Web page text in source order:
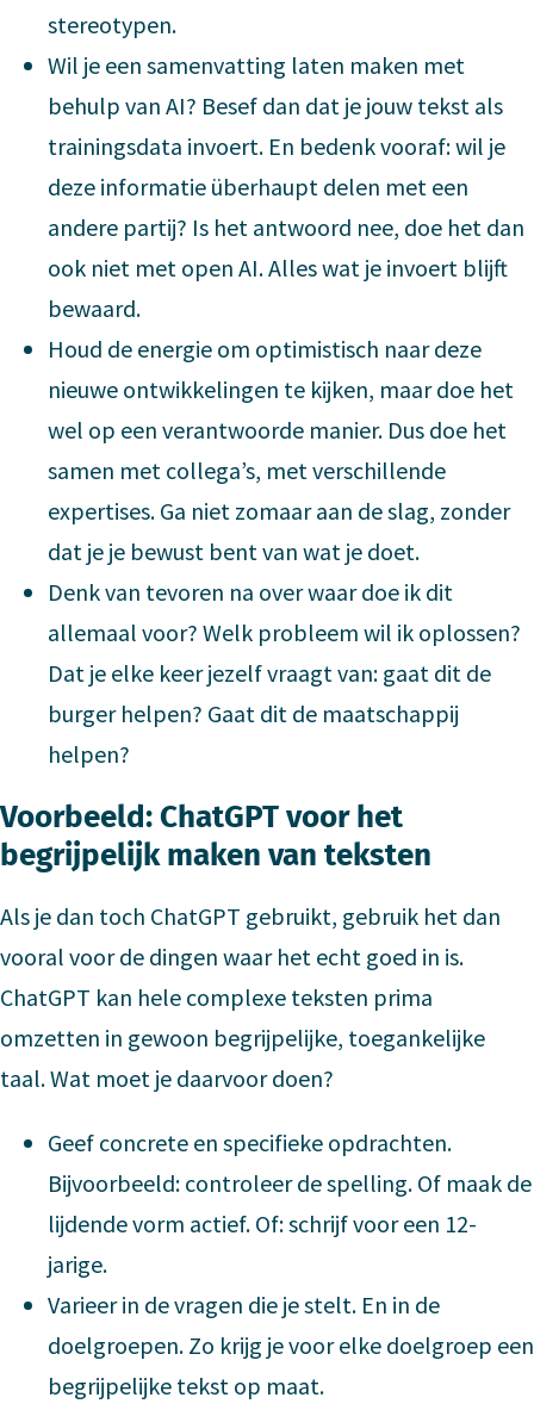
stereotypen.
Wil je een samenvatting laten maken met
behulp van AI? Besef dan dat je jouw tekst als
trainingsdata invoert. En bedenk vooraf: wil je
deze informatie überhaupt delen met een
andere partij? Is het antwoord nee, doe het dan
ook niet met open AI. Alles wat je invoert blijft
bewaard.
Houd de energie om optimistisch naar deze
nieuwe ontwikkelingen te kijken, maar doe het
wel op een verantwoorde manier. Dus doe het
samen met collega’s, met verschillende
expertises. Ga niet zomaar aan de slag, zonder
dat je je bewust bent van wat je doet.
Denk van tevoren na over waar doe ik dit
allemaal voor? Welk probleem wil ik oplossen?
Dat je elke keer jezelf vraagt van: gaat dit de
burger helpen? Gaat dit de maatschappij
helpen?
Voorbeeld: ChatGPT voor het
begrijpelijk maken van teksten
Als je dan toch ChatGPT gebruikt, gebruik het dan
vooral voor de dingen waar het echt goed in is.
ChatGPT kan hele complexe teksten prima
omzetten in gewoon begrijpelijke, toegankelijke
taal. Wat moet je daarvoor doen?
Geef concrete en specifieke opdrachten.
Bijvoorbeeld: controleer de spelling. Of maak de
lijdende vorm actief. Of: schrijf voor een 12-
jarige.
Varieer in de vragen die je stelt. En in de
doelgroepen. Zo krijg je voor elke doelgroep een
begrijpelijke tekst op maat.